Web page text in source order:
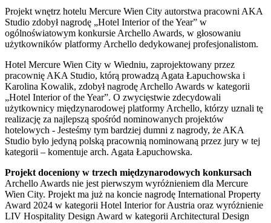
Projekt wnętrz hotelu Mercure Wien City autorstwa pracowni AKA
Studio zdobył nagrodę „Hotel Interior of the Year” w
ogólnoświatowym konkursie Archello Awards, w głosowaniu
użytkowników platformy Archello dedykowanej profesjonalistom.
Hotel Mercure Wien City w Wiedniu, zaprojektowany przez
pracownię AKA Studio, którą prowadzą Agata Łapuchowska i
Karolina Kowalik, zdobył nagrodę Archello Awards w kategorii
„Hotel Interior of the Year”. O zwycięstwie zdecydowali
użytkownicy międzynarodowej platformy Archello, którzy uznali tę
realizację za najlepszą spośród nominowanych projektów
hotelowych - Jesteśmy tym bardziej dumni z nagrody, że AKA
Studio było jedyną polską pracownią nominowaną przez jury w tej
kategorii – komentuje arch. Agata Łapuchowska.
Projekt doceniony w trzech międzynarodowych konkursach
Archello Awards nie jest pierwszym wyróżnieniem dla Mercure
Wien City. Projekt ma już na koncie nagrodę International Property
Award 2024 w kategorii Hotel Interior for Austria oraz wyróżnienie
LIV Hospitality Design Award w kategorii Architectural Design